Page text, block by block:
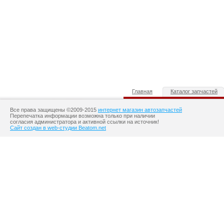
Главная Каталог запчастей
Все права защищены ©2009-2015 интернет магазин автозапчастей
Перепечатка информации возможна только при наличии
согласия администратора и активной ссылки на источник!
Сайт создан в web-студии Beatom.net